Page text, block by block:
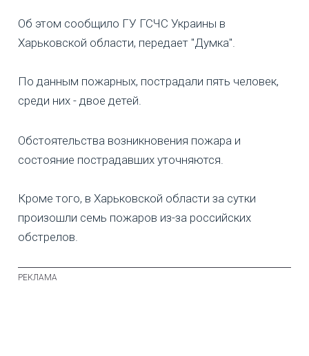
Об этом сообщило ГУ ГСЧС Украины в
Харьковской области, передает "Думка".
По данным пожарных, пострадали пять человек,
среди них - двое детей.
Обстоятельства возникновения пожара и
состояние пострадавших уточняются.
Кроме того, в Харьковской области за сутки
произошли семь пожаров из-за российских
обстрелов.